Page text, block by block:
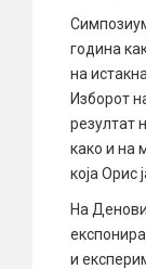
година
на
Изборот
резултат
како и на
која Орис
На
и